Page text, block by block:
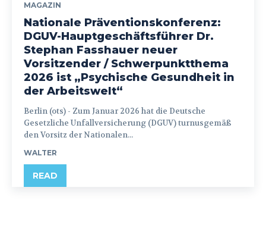
MAGAZIN
Nationale Präventionskonferenz:
DGUV-Hauptgeschäftsführer Dr.
Stephan Fasshauer neuer
Vorsitzender / Schwerpunktthema
2026 ist „Psychische Gesundheit in
der Arbeitswelt“
Berlin (ots) - Zum Januar 2026 hat die Deutsche
Gesetzliche Unfallversicherung (DGUV) turnusgemäß
den Vorsitz der Nationalen...
WALTER
READ